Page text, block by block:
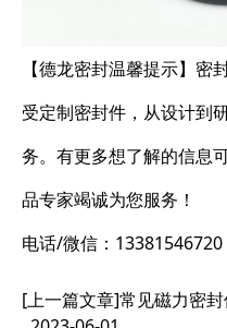
【德龙密封温馨提示】
受定制密封件，从设计到
务。有更多想了解的信息
品专家竭诚为您服务！
电话/微信：13381546720
[上一篇文章]常见磁力密